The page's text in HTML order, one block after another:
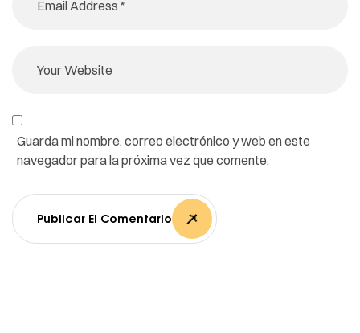
Guarda mi nombre, correo electrónico y web en este
navegador para la próxima vez que comente.
Publicar El Comentario